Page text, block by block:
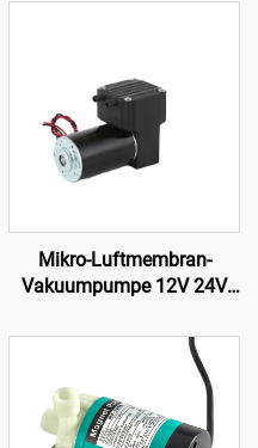
Mikro-Luftmembran-
Vakuumpumpe 12V 24V
Elektroantrieb für Medizin-
Schönheitseinrichtungen